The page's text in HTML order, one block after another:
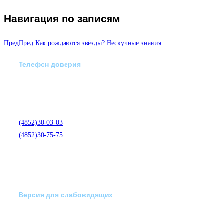
Навигация по записям
ПредПред Как рождаются звёзды? Нескучные знания
Телефон доверия
(4852)30-03-03
(4852)30-75-75
Версия для слабовидящих